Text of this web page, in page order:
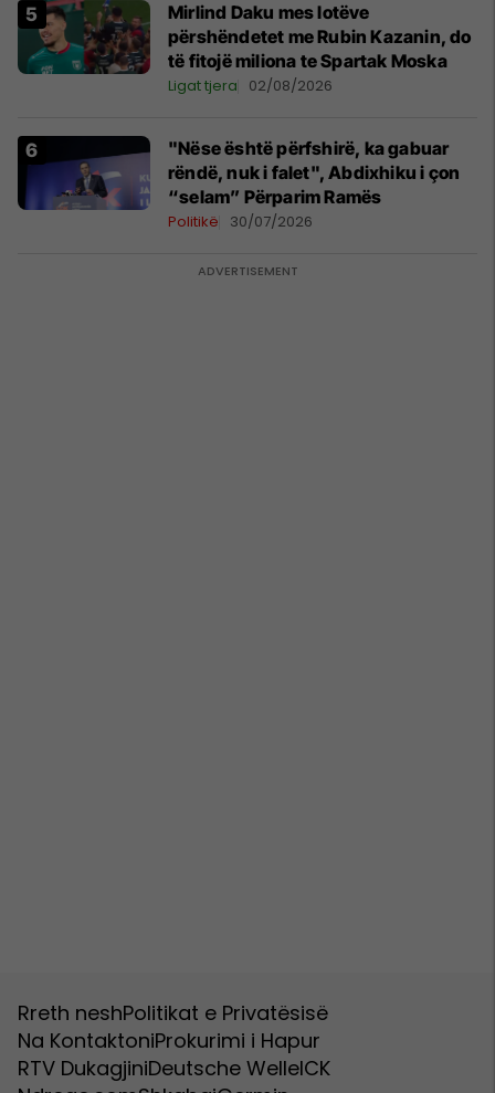
Mirlind Daku mes lotëve
përshëndetet me Rubin Kazanin, do
të fitojë miliona te Spartak Moska
Ligat tjera 02/08/2026
"Nëse është përfshirë, ka gabuar
rëndë, nuk i falet", Abdixhiku i çon
“selam” Përparim Ramës
Politikë 30/07/2026
Rreth neshPolitikat e Privatësisë
Na KontaktoniProkurimi i Hapur
RTV DukagjiniDeutsche WelleICK